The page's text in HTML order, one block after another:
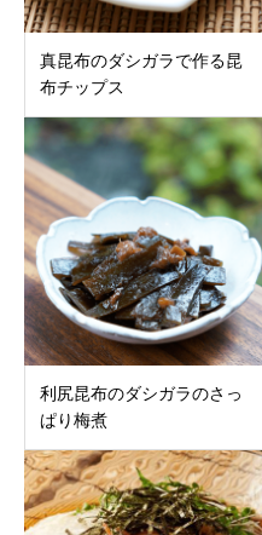
真昆布のダシガラで作る昆
布チップス
利尻昆布のダシガラのさっ
ぱり梅煮